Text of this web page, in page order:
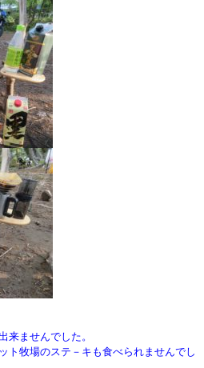
来ませんでした。
ト牧場のステ－キも食べられませんでし